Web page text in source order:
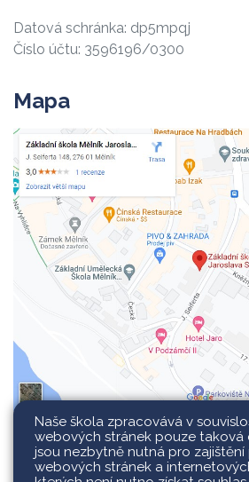
Datová schránka: dp5mpqj
Číslo účtu: 3596196/0300
Mapa
Naše škola zpracovává v
webových stránek pouze taková
jsou nezbytně nutná pro
webových stránek a